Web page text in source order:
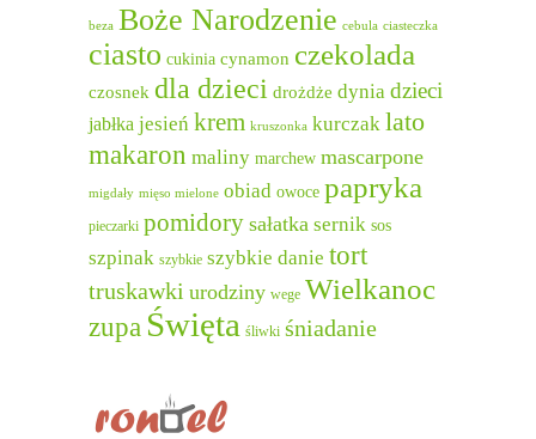
beza Boże Narodzenie cebula ciasteczka
ciasto cukinia cynamon czekolada
czosnek dla dzieci drożdże dynia dzieci
jabłka jesień krem kruszonka kurczak lato
makaron maliny marchew mascarpone
migdały mięso mielone obiad owoce papryka
pieczarki pomidory sałatka sernik sos
szpinak szybkie szybkie danie tort
truskawki urodziny wege Wielkanoc
zupa Święta śliwki śniadanie